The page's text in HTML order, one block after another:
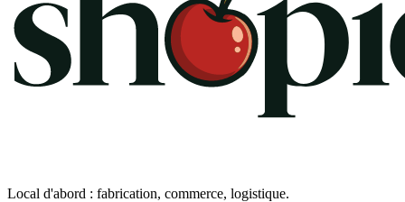
Local d'abord : fabrication, commerce, logistique.